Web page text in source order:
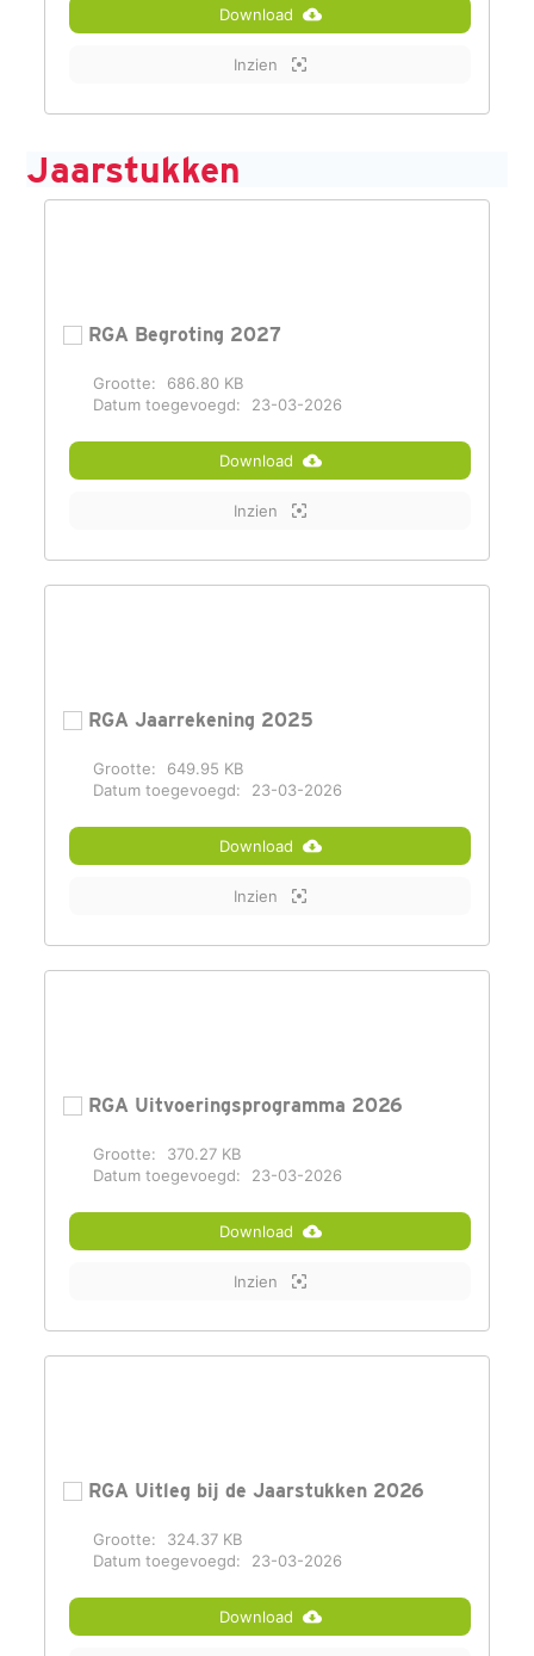
Download
Inzien
Jaarstukken
RGA Begroting 2027
Grootte:
686.80 KB
Datum toegevoegd:
23-03-2026
Download
Inzien
RGA Jaarrekening 2025
Grootte:
649.95 KB
Datum toegevoegd:
23-03-2026
Download
Inzien
RGA Uitvoeringsprogramma 2026
Grootte:
370.27 KB
Datum toegevoegd:
23-03-2026
Download
Inzien
RGA Uitleg bij de Jaarstukken 2026
Grootte:
324.37 KB
Datum toegevoegd:
23-03-2026
Download